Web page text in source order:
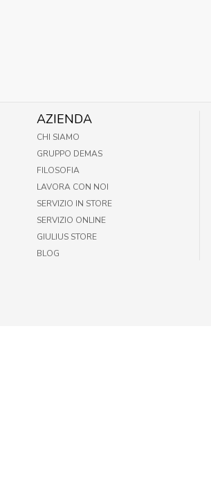
AZIENDA
CHI SIAMO
GRUPPO DEMAS
FILOSOFIA
LAVORA CON NOI
SERVIZIO IN STORE
SERVIZIO ONLINE
GIULIUS STORE
BLOG